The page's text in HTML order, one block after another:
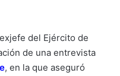
del Ejército de
de una entrevista
, en la que aseguró